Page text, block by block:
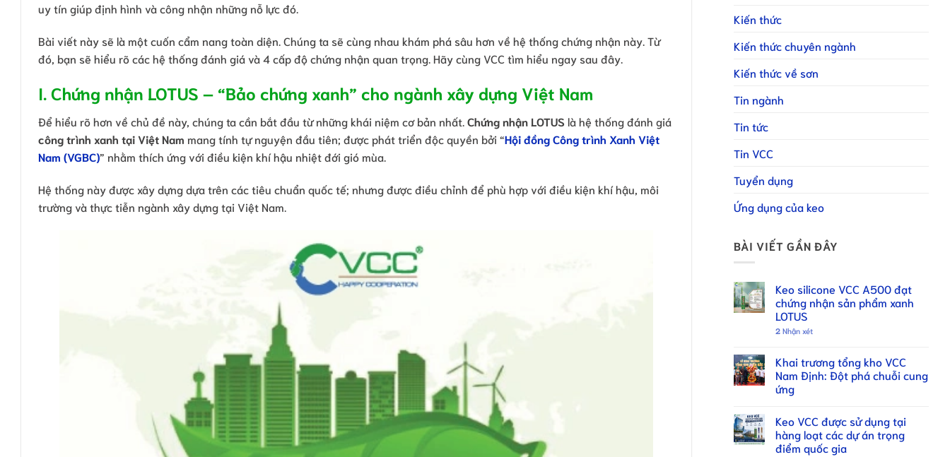
uy tín giúp định hình và công nhận những nỗ lực đó.
Bài viết này sẽ là một cuốn cẩm nang toàn diện. Chúng ta sẽ cùng nhau khám phá sâu hơn về hệ thống chứng nhận này. Từ
đó, bạn sẽ hiểu rõ các hệ thống đánh giá và 4 cấp độ chứng nhận quan trọng. Hãy cùng VCC tìm hiểu ngay sau đây.
I. Chứng nhận LOTUS – “Bảo chứng xanh” cho ngành xây dựng Việt Nam
Để hiểu rõ hơn về chủ đề này, chúng ta cần bắt đầu từ những khái niệm cơ bản nhất. Chứng nhận LOTUS là hệ thống đánh giá
công trình xanh tại Việt Nam mang tính tự nguyện đầu tiên; được phát triển độc quyền bởi “Hội đồng Công trình Xanh Việt
Nam (VGBC)” nhằm thích ứng với điều kiện khí hậu nhiệt đới gió mùa.
Hệ thống này được xây dựng dựa trên các tiêu chuẩn quốc tế; nhưng được điều chỉnh để phù hợp với điều kiện khí hậu, môi
trường và thực tiễn ngành xây dựng tại Việt Nam.
Kiến thức
Kiến thức chuyên ngành
Kiến thức về sơn
Tin ngành
Tin tức
Tin VCC
Tuyển dụng
Ứng dụng của keo
BÀI VIẾT GẦN ĐÂY
Keo silicone VCC A500 đạt
chứng nhận sản phẩm xanh
LOTUS
2 Nhận xét
Khai trương tổng kho VCC
Nam Định: Đột phá chuỗi cung
ứng
Keo VCC được sử dụng tại
hàng loạt các dự án trọng
điểm quốc gia